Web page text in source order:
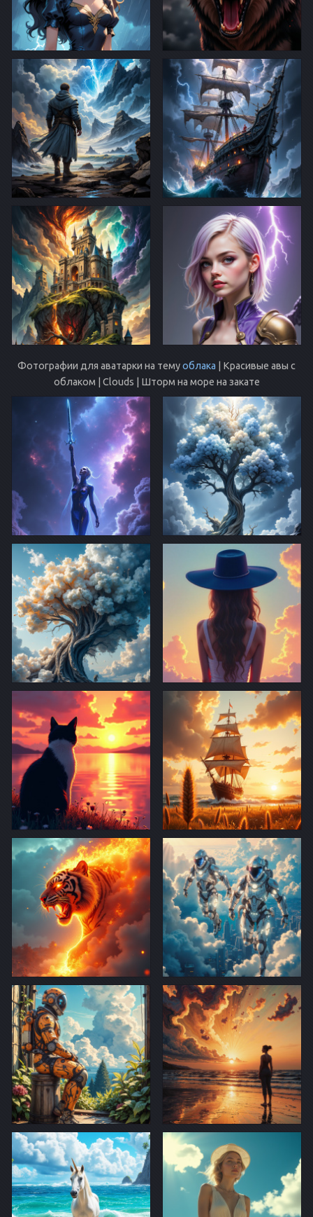
Фотографии для аватарки на темуоблака | Красивые авы с
облаком | Clouds | Шторм на море на закате